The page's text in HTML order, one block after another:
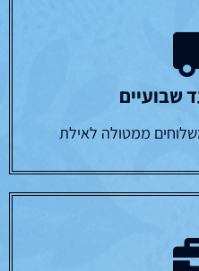
שבועיים
ממטולה לאילת